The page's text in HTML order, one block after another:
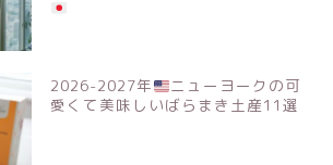
2026-2027年
ニューヨークの可
愛くて美味しいばらまき土産11選